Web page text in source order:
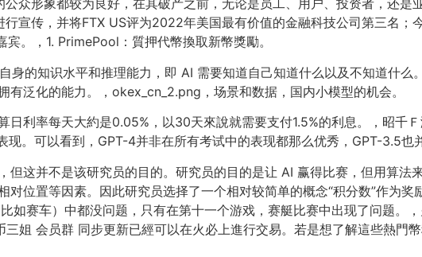
众形象都较为良好，在其破产之前，无论是员工、用户、投资者，还是
宣传，并将FTX US评为2022年美国最有价值的金融科技公司第三名；
。，1. PrimePool：質押代幣換取新幣獎勵。
的知识水平和推理能力，即 AI 需要知道自己知道什么以及不知道什么
泛化的能力。，okex_cn_2.png，场景和数据，国内小模型的机会。
利率每天大約是0.05%，以30天來說就需要支付1.5%的利息。，昭千
。可以看到，GPT-4并非在所有考试中的表现都那么优秀，GPT-3.5也
这并不是该研究员的目的。研究员的目的是让 AI 赢得比赛，但用算法
位置等因素。因此研究员选择了一个相对较简单的概念“积分数”作为奖
如赛车）中都没问题，只有在第十一个游戏，赛艇比赛中出现了问题。
姐 会员群 同步更新已經可以在火必上進行交易。若是想了解這些熱門